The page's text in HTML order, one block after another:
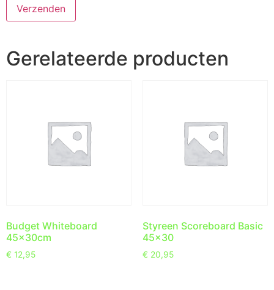
Gerelateerde producten
Budget Whiteboard
45x30cm
€ 12,95
Styreen Scoreboard Basic
45×30
€ 20,95